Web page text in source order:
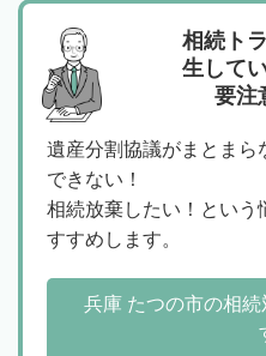
相続ト
生して
要注
遺産分割協議がまとまら
できない！
相続放棄したい！という
すすめします。
兵庫 たつの市の相